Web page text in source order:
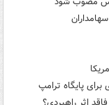
پایگاه ترامپ